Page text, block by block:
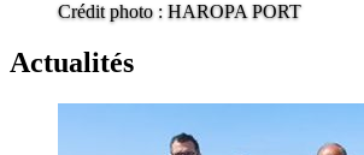
Crédit photo : HAROPA PORT
Actualités